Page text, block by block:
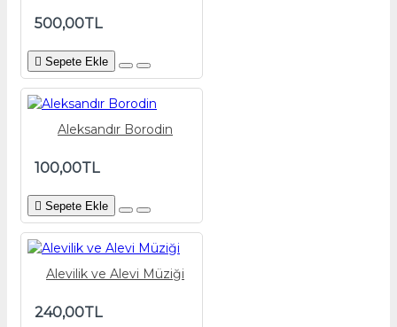
500,00TL
Sepete Ekle
Aleksandır Borodin
100,00TL
Sepete Ekle
Alevilik ve Alevi Müziği
240,00TL